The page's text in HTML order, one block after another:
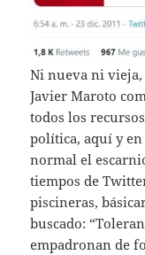
Ni nueva ni vieja,
Javier Maroto
todos los
política, aquí y en
normal el
tiempos de
piscineras,
buscado:
empadronan de